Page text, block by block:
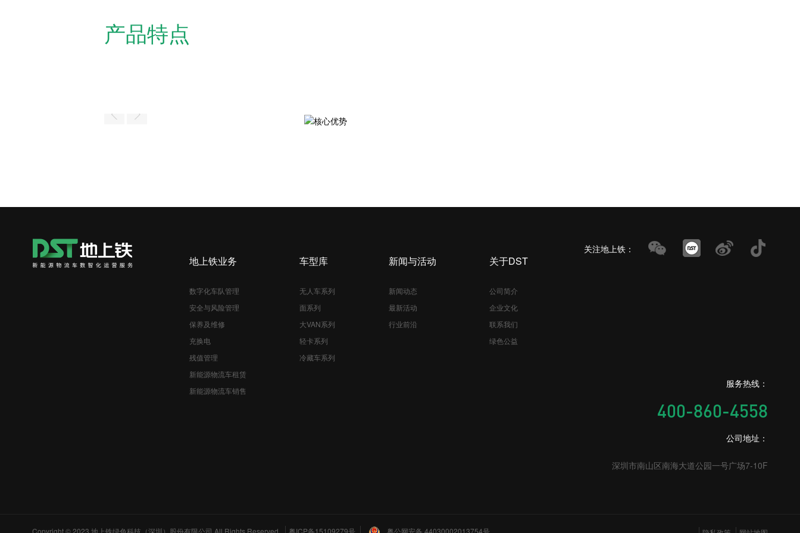
产品特点
地上铁业务
数字化车队管理
安全与风险管理
保养及维修
充换电
残值管理
新能源物流车租赁
新能源物流车销售
车型库
无人车系列
面系列
大VAN系列
轻卡系列
冷藏车系列
新闻与活动
新闻动态
最新活动
行业前沿
关于DST
公司简介
企业文化
联系我们
绿色公益
关注地上铁：
服务热线：
400-860-4558
公司地址：
深圳市南山区南海大道公园一号广场7-10F
Copyright © 2023 地上铁绿色科技（深圳）股份有限公司 All Rights Reserved. 粤ICP备15109279号 粤公网安备 44030002013754号